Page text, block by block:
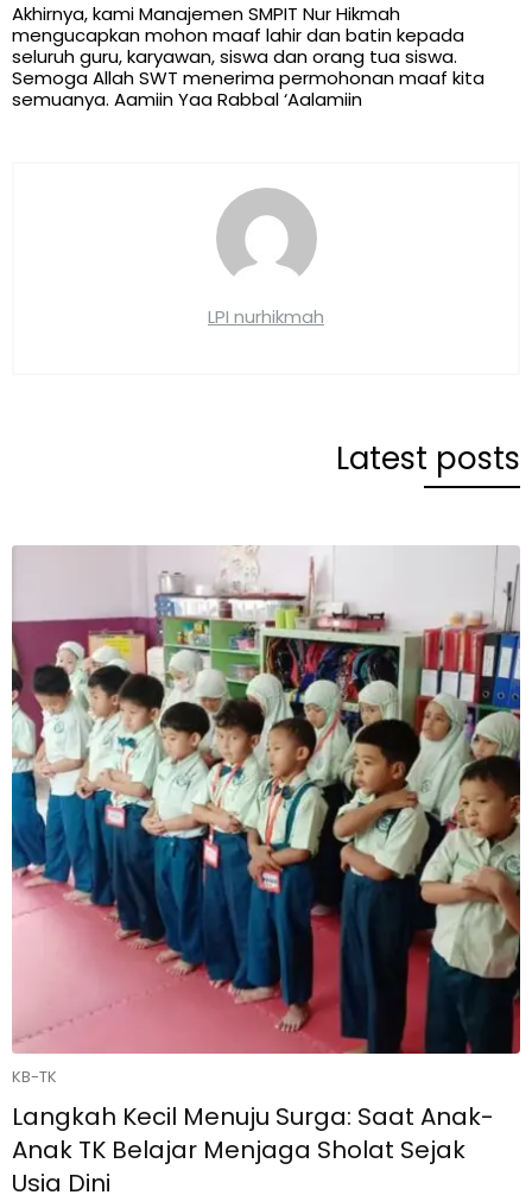
Akhirnya, kami Manajemen SMPIT Nur Hikmah
mengucapkan mohon maaf lahir dan batin kepada
seluruh guru, karyawan, siswa dan orang tua siswa.
Semoga Allah SWT menerima permohonan maaf kita
semuanya. Aamiin Yaa Rabbal ‘Aalamiin
LPI nurhikmah
Latest posts
KB-TK
Langkah Kecil Menuju Surga: Saat Anak-
Anak TK Belajar Menjaga Sholat Sejak
Usia Dini